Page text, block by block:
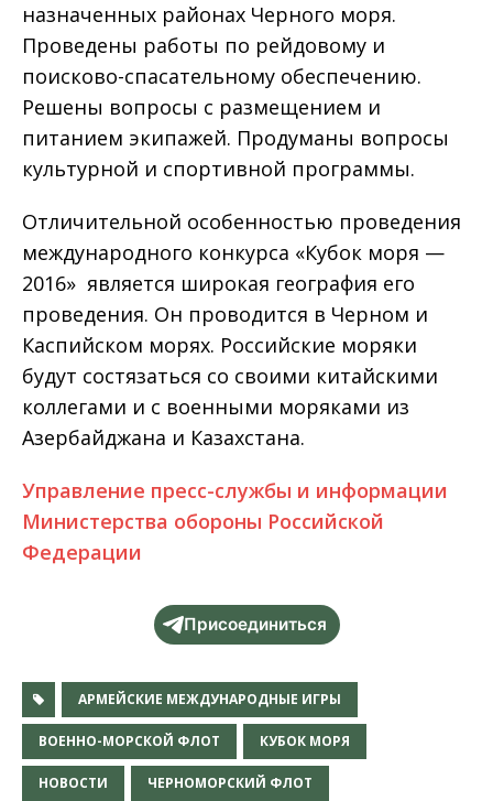
назначенных районах Черного моря.
Проведены работы по рейдовому и
поисково-спасательному обеспечению.
Решены вопросы с размещением и
питанием экипажей. Продуманы вопросы
культурной и спортивной программы.
Отличительной особенностью проведения
международного конкурса «Кубок моря —
2016» является широкая география его
проведения. Он проводится в Черном и
Каспийском морях. Российские моряки
будут состязаться со своими китайскими
коллегами и с военными моряками из
Азербайджана и Казахстана.
Управление пресс-службы и информации
Министерства обороны Российской
Федерации
Присоединиться
АРМЕЙСКИЕ МЕЖДУНАРОДНЫЕ ИГРЫ
ВОЕННО-МОРСКОЙ ФЛОТ КУБОК МОРЯ
НОВОСТИ ЧЕРНОМОРСКИЙ ФЛОТ